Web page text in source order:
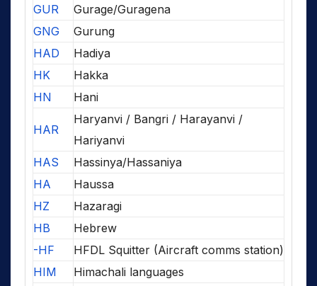
GUR
Gurage/Guragena
GNG
Gurung
HAD
Hadiya
HK
Hakka
HN
Hani
HAR
Haryanvi / Bangri / Harayanvi /
Hariyanvi
HAS
Hassinya/Hassaniya
HA
Haussa
HZ
Hazaragi
HB
Hebrew
-HF
HFDL Squitter (Aircraft comms station)
HIM
Himachali languages